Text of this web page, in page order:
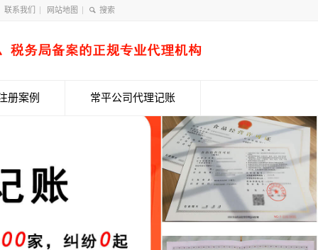
联系我们 网站地图
册案例 常平公司代理记账